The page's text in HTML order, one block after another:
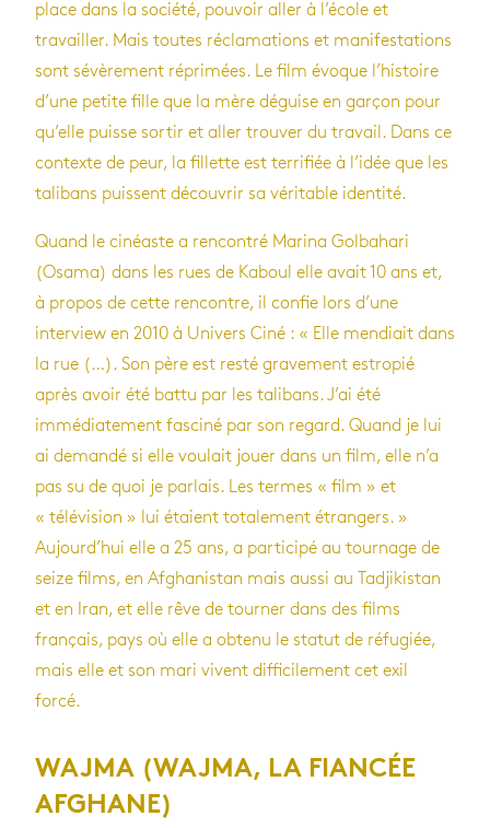
place dans la société, pouvoir aller à l’école et
travailler. Mais toutes réclamations et manifestations
sont sévèrement réprimées. Le film évoque l’histoire
d’une petite fille que la mère déguise en garçon pour
qu’elle puisse sortir et aller trouver du travail. Dans ce
contexte de peur, la fillette est terrifiée à l’idée que les
talibans puissent découvrir sa véritable identité.
Quand le cinéaste a rencontré Marina Golbahari
(Osama) dans les rues de Kaboul elle avait 10 ans et,
à propos de cette rencontre, il confie lors d’une
interview en 2010 à Univers Ciné : « Elle mendiait dans
la rue (…). Son père est resté gravement estropié
après avoir été battu par les talibans. J’ai été
immédiatement fasciné par son regard. Quand je lui
ai demandé si elle voulait jouer dans un film, elle n’a
pas su de quoi je parlais. Les termes « film » et
« télévision » lui étaient totalement étrangers. »
Aujourd’hui elle a 25 ans, a participé au tournage de
seize films, en Afghanistan mais aussi au Tadjikistan
et en Iran, et elle rêve de tourner dans des films
français, pays où elle a obtenu le statut de réfugiée,
mais elle et son mari vivent difficilement cet exil
forcé.
WAJMA (WAJMA, LA FIANCÉE
AFGHANE)